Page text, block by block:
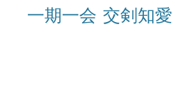
一期一会 交剣知愛